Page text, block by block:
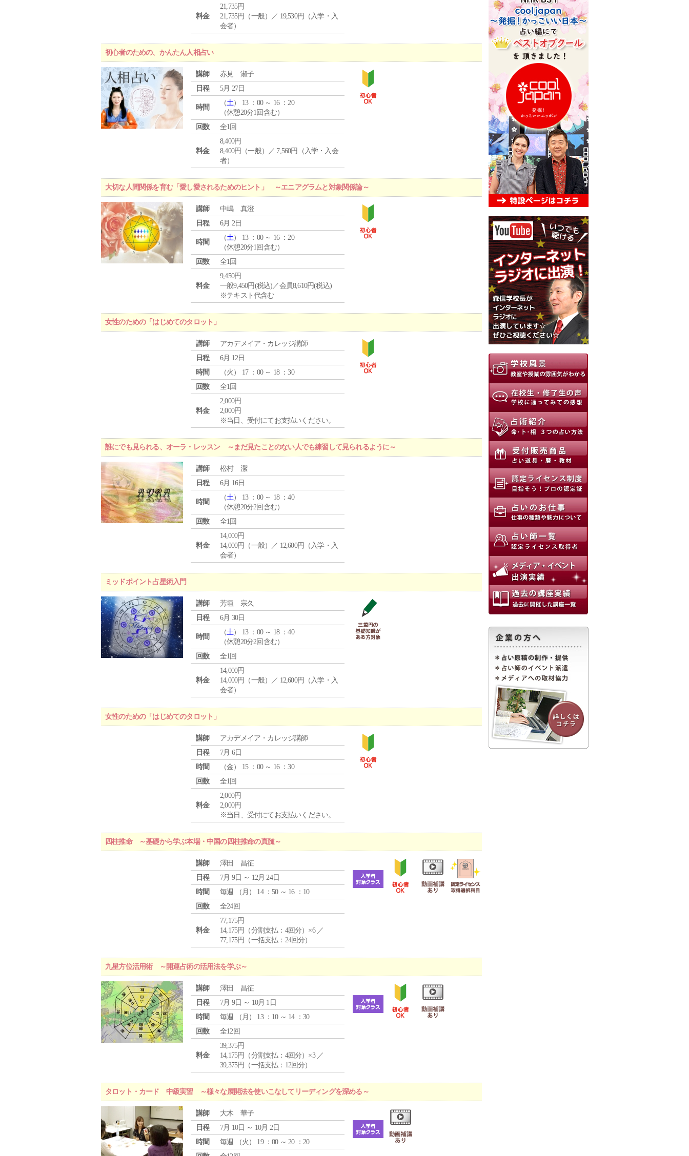
料金
21,735円
21,735円（一般）／ 19,530円（入学・入
会者）
初心者のための、かんたん人相占い
講師
赤見 淑子
日程
5月 27日
時間
（土） 13 ：00 ～ 16 ：20
（休憩20分1回含む）
回数
全1回
料金
8,400円
8,400円（一般）／ 7,560円（入学・入会
者）
大切な人間関係を育む「愛し愛されるためのヒント」 ～エニアグラムと対象関係論～
講師
中嶋 真澄
日程
6月 2日
時間
（土） 13 ：00 ～ 16 ：20
（休憩20分1回含む）
回数
全1回
料金
9,450円
一般9,450円(税込)／会員8,610円(税込)
※テキスト代含む
女性のための「はじめてのタロット」
講師
アカデメイア・カレッジ講師
日程
6月 12日
時間
（火 ） 17 ：00 ～ 18 ：30
回数
全1回
料金
2,000円
2,000円
※当日、受付にてお支払いください。
誰にでも見られる、オーラ・レッスン ～まだ見たことのない人でも練習して見られるように～
講師
松村 潔
日程
6月 16日
時間
（土） 13 ：00 ～ 18 ：40
（休憩20分2回含む）
回数
全1回
料金
14,000円
14,000円（一般）／ 12,600円（入学・入
会者）
ミッドポイント占星術入門
講師
芳垣 宗久
日程
6月 30日
時間
（土） 13 ：00 ～ 18 ：40
（休憩20分2回含む）
回数
全1回
料金
14,000円
14,000円（一般）／ 12,600円（入学・入
会者）
女性のための「はじめてのタロット」
講師
アカデメイア・カレッジ講師
日程
7月 6日
時間
（金） 15 ：00 ～ 16 ：30
回数
全1回
料金
2,000円
2,000円
※当日、受付にてお支払いください。
四柱推命 ～基礎から学ぶ本場・中国の四柱推命の真髄～
講師
澤田 昌征
日程
7月 9日 ～ 12月 24日
時間
毎週 （ 月 ） 14 ：50 ～ 16 ：10
回数
全24回
料金
77,175円
14,175円（分割支払：4回分）×6 ／
77,175円（一括支払：24回分）
九星方位活用術 ～開運占術の活用法を学ぶ～
講師
澤田 昌征
日程
7月 9日 ～ 10月 1日
時間
毎週 （ 月 ） 13 ：10 ～ 14 ：30
回数
全12回
料金
39,375円
14,175円（分割支払：4回分）×3 ／
39,375円（一括支払：12回分）
タロット・カード 中級実習 ～様々な展開法を使いこなしてリーディングを深める～
講師
大木 華子
日程
7月 10日 ～ 10月 2日
時間
毎週 （火 ） 19 ：00 ～ 20 ：20